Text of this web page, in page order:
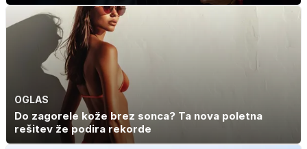
OGLAS
Do zagorele kože brez sonca? Ta nova poletna
rešitev že podira rekorde